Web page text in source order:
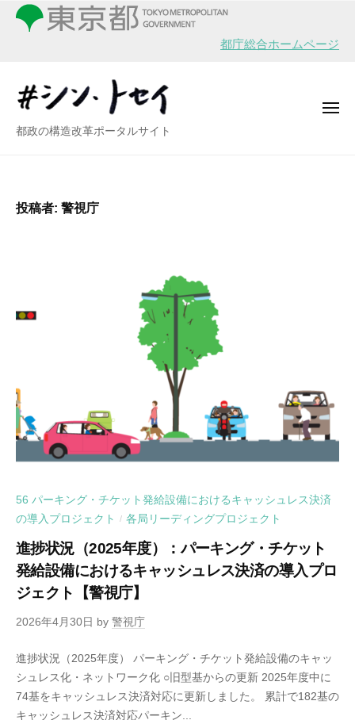
都庁総合ホームページ
シ
セ
都政の構造改革ポータルサイト
メ
投稿者: 警視庁
56 パーキング・チケット発給設備におけるキャッシュレス決済
の導入プロジェクト
/ 各局リーディングプロジェクト
進捗状況（2025年度）：パーキング・チケット
発給設備におけるキャッシュレス決済の導入プロ
ジェクト【警視庁】
2026年4月30日 by 警視庁
進捗状況（2025年度） パーキング・チケット発給設備のキャッ
シュレス化・ネットワーク化 ○旧型基からの更新 2025年度中に
74基をキャッシュレス決済対応に更新しました。 累計で182基の
キャッシュレス決済対応パーキン...
ン
イ